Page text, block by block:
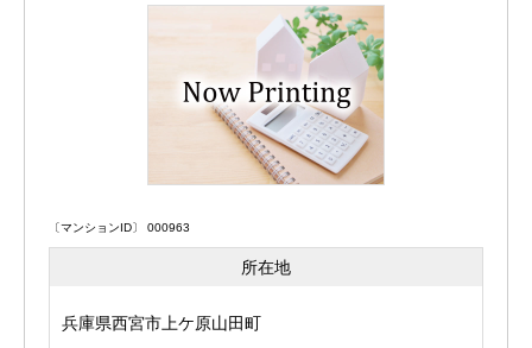
〔マンションID〕 000963
所在地
兵庫県西宮市上ケ原山田町